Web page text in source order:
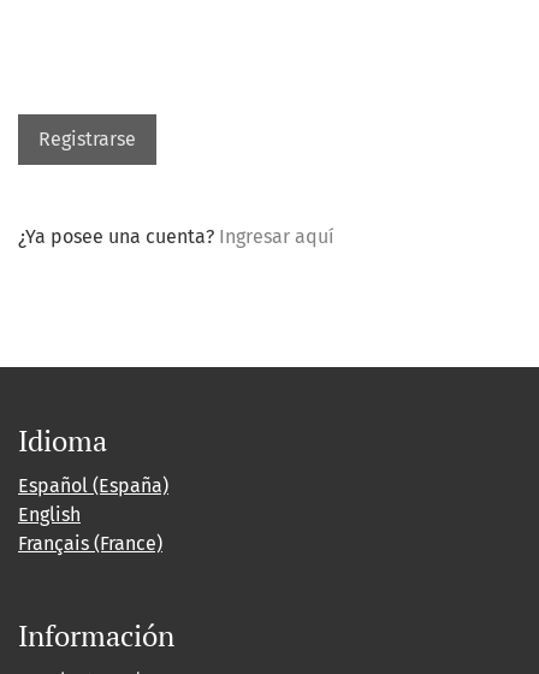
Registrarse
¿Ya posee una cuenta? Ingresar aquí
Idioma
Español (España)
English
Français (France)
Información